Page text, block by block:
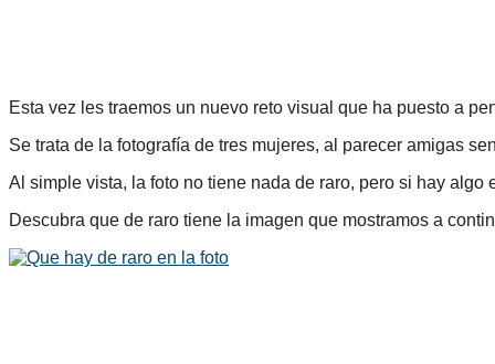
Esta vez les traemos un nuevo reto visual que ha puesto a
Se trata de la fotografía de tres mujeres, al parecer amigas
Al simple vista, la foto no tiene nada de raro, pero si hay algo
Descubra que de raro tiene la imagen que mostramos a